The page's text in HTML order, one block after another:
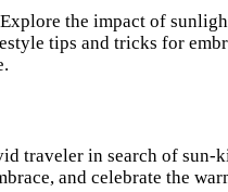
the impact of
tips and tricks for
traveler in search of
and celebrate the